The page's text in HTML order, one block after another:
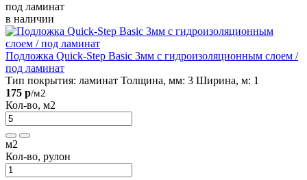
под ламинат
в наличии
Подложка Quick-Step Basic 3мм с гидроизоляционным слоем /
под ламинат
Тип покрытия: ламинат Толщина, мм: 3 Ширина, м: 1
175 р/м2
Кол-во, м2
м2
Кол-во, рулон